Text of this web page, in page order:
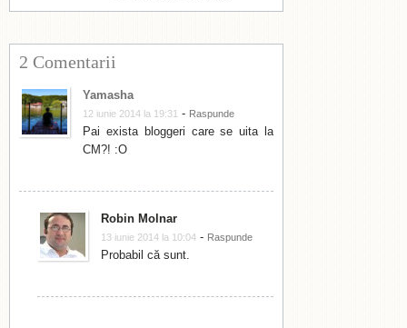
2 Comentarii
Yamasha
12 iunie 2014 la 19:31 - Raspunde
Pai exista bloggeri care se uita la
CM?! :O
Robin Molnar
13 iunie 2014 la 10:04 - Raspunde
Probabil că sunt.